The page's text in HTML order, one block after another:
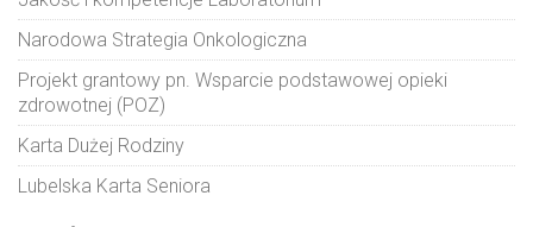
Narodowa Strategia Onkologiczna
Projekt grantowy pn. Wsparcie podstawowej opieki
zdrowotnej (POZ)
Karta Dużej Rodziny
Lubelska Karta Seniora